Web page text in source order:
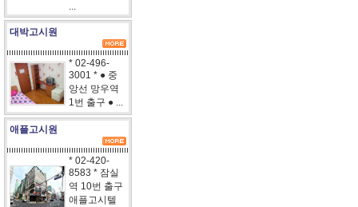
...
대박고시원
* 02-496-
3001 * ● 중
앙선 망우역
1번 출구 ● ...
애플고시원
* 02-420-
8583 * 잠실
역 10번 출구
애플고시텔